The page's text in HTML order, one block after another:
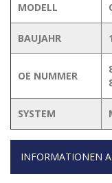
MODELL
BAUJAHR
OE NUMMER
SYSTEM
INFORMATIONEN